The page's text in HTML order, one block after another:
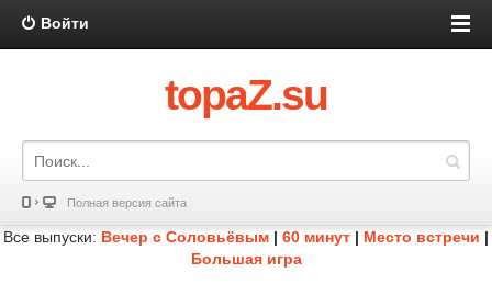
Войти
topaZ.su
Полная версия сайта
Все выпуски: Вечер с Соловьёвым | 60 минут | Место встречи |
Большая игра